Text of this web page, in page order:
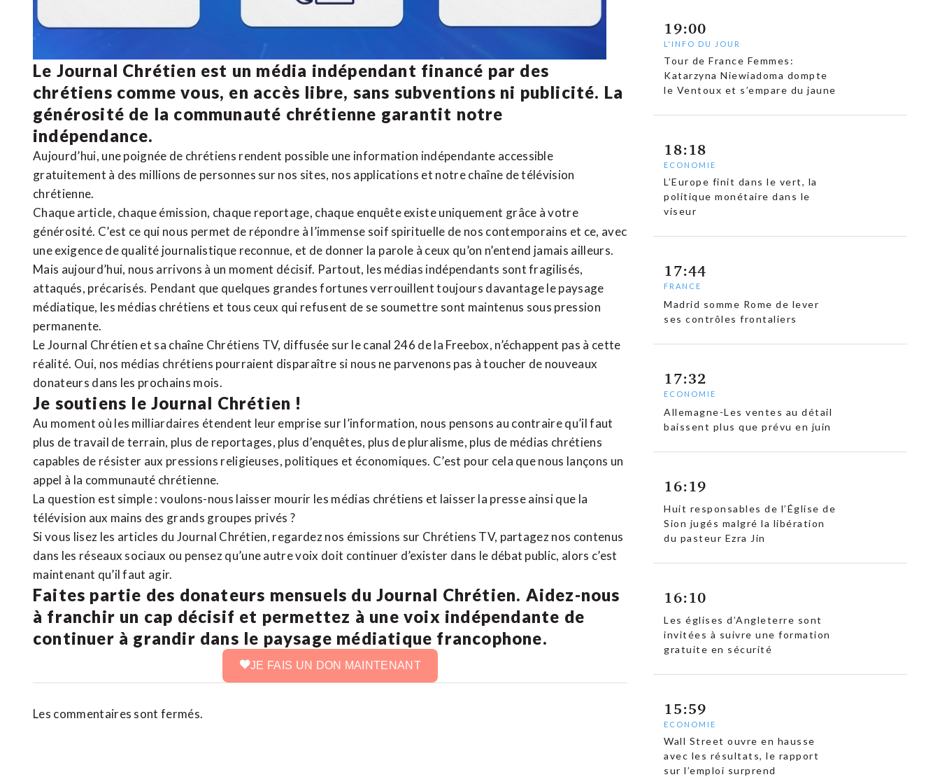
Le Journal Chrétien est un média indépendant financé par des
chrétiens comme vous, en accès libre, sans subventions ni publicité. La
générosité de la communauté chrétienne garantit notre
indépendance.
Aujourd’hui, une poignée de chrétiens rendent possible une information indépendante accessible
gratuitement à des millions de personnes sur nos sites, nos applications et notrechaîne de télévision
chrétienne.
Chaque article, chaque émission, chaque reportage, chaque enquête existe uniquement grâce à votre
générosité. C’est ce qui nous permet de répondre à l’immense soif spirituelle de nos contemporains et ce, avec
une exigence de qualité journalistique reconnue, et de donner la parole à ceux qu’on n’entend jamais ailleurs.
Mais aujourd’hui, nous arrivons à un moment décisif. Partout, les médias indépendants sont fragilisés,
attaqués, précarisés. Pendant que quelques grandes fortunes verrouillent toujours davantage le paysage
médiatique, les médias chrétiens et tous ceux qui refusent de se soumettre sont maintenus sous pression
permanente.
Le Journal Chrétien et sa chaîne Chrétiens TV, diffusée sur le canal 246 de la Freebox, n’échappent pas à cette
réalité. Oui, nos médias chrétiens pourraient disparaître si nous ne parvenons pas à toucher de nouveaux
donateurs dans les prochains mois.
Je soutiens le Journal Chrétien !
Au moment où les milliardaires étendent leur emprise sur l’information, nous pensons au contraire qu’il faut
plus de travail de terrain, plus de reportages, plus d’enquêtes, plus de pluralisme, plus de médias chrétiens
capables de résister aux pressions religieuses, politiques et économiques. C’est pour cela que nous lançons un
appel à la communauté chrétienne.
La question est simple : voulons-nous laisser mourir les médias chrétiens et laisser la presse ainsi que la
télévision aux mains des grands groupes privés ?
Si vous lisez les articles du Journal Chrétien, regardez nos émissions sur Chrétiens TV, partagez nos contenus
dans les réseaux sociaux ou pensez qu’une autre voix doit continuer d’exister dans le débat public, alors c’est
maintenant qu’il faut agir.
Faites partie des donateurs mensuels du Journal Chrétien. Aidez-nous
à franchir un cap décisif et permettez à une voix indépendante de
continuer à grandir dans le paysage médiatique francophone.
JE FAIS UN DON MAINTENANT
Les commentaires sont fermés.
19:00
L'INFO DU JOUR
Tour de France Femmes:
Katarzyna Niewiadoma dompte
le Ventoux et s’empare du jaune
18:18
ECONOMIE
L’Europe finit dans le vert, la
politique monétaire dans le
viseur
17:44
FRANCE
Madrid somme Rome de lever
ses contrôles frontaliers
17:32
ECONOMIE
Allemagne-Les ventes au détail
baissent plus que prévu en juin
16:19
Huit responsables de l’Église de
Sion jugés malgré la libération
du pasteur Ezra Jin
16:10
Les églises d’Angleterre sont
invitées à suivre une formation
gratuite en sécurité
15:59
ECONOMIE
Wall Street ouvre en hausse
avec les résultats, le rapport
sur l’emploi surprend